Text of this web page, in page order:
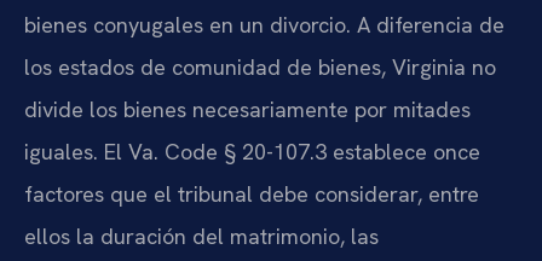
bienes conyugales en un divorcio. A diferencia de
los estados de comunidad de bienes, Virginia no
divide los bienes necesariamente por mitades
iguales. El Va. Code § 20-107.3 establece once
factores que el tribunal debe considerar, entre
ellos la duración del matrimonio, las